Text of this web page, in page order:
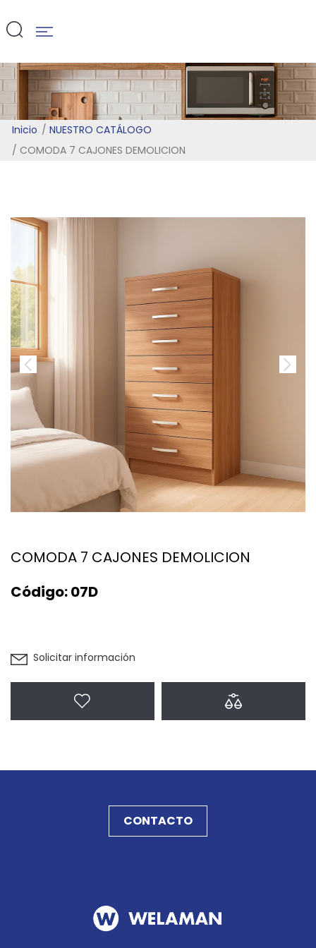
DEMOLICION
Inicio
NUESTRO CATÁLOGO
COMODA 7 CAJONES DEMOLICION
COMODA 7 CAJONES DEMOLICION
Código:07D
Solicitar información
CONTACTO